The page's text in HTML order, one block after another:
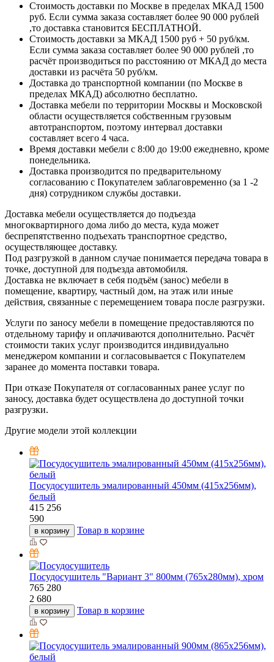
Стоимость доставки по Москве в пределах МКАД 1500
руб. Если сумма заказа составляет более 90 000 рублей
,то доставка становится БЕСПЛАТНОЙ.
Стоимость доставки за МКАД 1500 руб + 50 руб/км.
Если сумма заказа составляет более 90 000 рублей ,то
расчёт производиться по расстоянию от МКАД до места
доставки из расчёта 50 руб/км.
Доставка до транспортной компании (по Москве в
пределах МКАД) абсолютно бесплатно.
Доставка мебели по территории Москвы и Московской
области осуществляется собственным грузовым
автотранспортом, поэтому интервал доставки
составляет всего 4 часа.
Время доставки мебели с 8:00 до 19:00 ежедневно, кроме
понедельника.
Доставка производится по предварительному
согласованию с Покупателем заблаговременно (за 1 -2
дня) сотрудником службы доставки.
Доставка мебели осуществляется до подъезда
многоквартирного дома либо до места, куда может
беспрепятственно подъехать транспортное средство,
осуществляющее доставку.
Под разгрузкой в данном случае понимается передача товара в
точке, доступной для подъезда автомобиля.
Доставка не включает в себя подъём (занос) мебели в
помещение, квартиру, частный дом, на этаж или иные
действия, связанные с перемещением товара после разгрузки.
Услуги по заносу мебели в помещение предоставляются по
отдельному тарифу и оплачиваются дополнительно. Расчёт
стоимости таких услуг производится индивидуально
менеджером компании и согласовывается с Покупателем
заранее до момента поставки товара.
При отказе Покупателя от согласованных ранее услуг по
заносу, доставка будет осуществлена до доступной точки
разгрузки.
Другие модели этой коллекции
Посудосушитель эмалированный 450мм (415х256мм),
белый
415 256
590
в корзину Товар в корзине
Посудосушитель "Вариант 3" 800мм (765х280мм), хром
765 280
2 680
в корзину Товар в корзине